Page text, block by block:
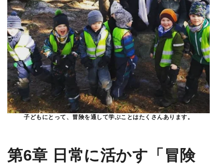
子どもにとって、冒険を通して学ぶことはたくさんあります。
第6章 日常に活かす「冒険